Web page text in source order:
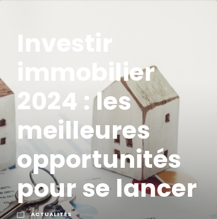
Investir
immobilier
2024 : les
meilleures
opportunités
pour se lancer
ACTUALITÉS